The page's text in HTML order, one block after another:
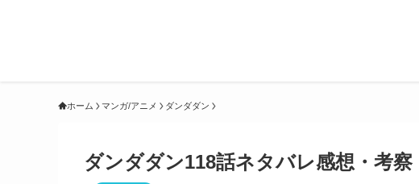
ホーム マンガ/アニメ ダンダダン
ダンダダン118話ネタバレ感想・考